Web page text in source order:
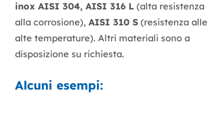
inox AISI 304, AISI 316 L(alta resistenza
alla corrosione), AISI 310 S(resistenza alle
alte temperature). Altri materiali sono a
disposizione su richiesta.
Alcuni esempi: